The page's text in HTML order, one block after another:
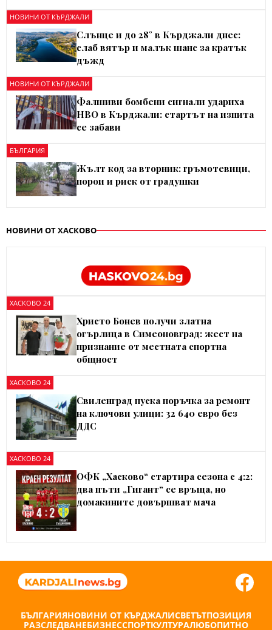
НОВИНИ ОТ КЪРДЖАЛИ
Слънце и до 28° в Кърджали днес:
слаб вятър и малък шанс за кратък
дъжд
НОВИНИ ОТ КЪРДЖАЛИ
Фалшиви бомбени сигнали удариха
НВО в Кърджали: стартът на изпита
се забави
БЪЛГАРИЯ
Жълт код за вторник: гръмотевици,
порои и риск от градушки
НОВИНИ ОТ ХАСКОВО
ХАСКОВО 24
Христо Бонев получи златна
огърлица в Симеоновград: жест на
признание от местната спортна
общност
ХАСКОВО 24
Свиленград пуска поръчка за ремонт
на ключови улици: 32 640 евро без
ДДС
ХАСКОВО 24
ОФК „Хасково“ стартира сезона с 4:2:
два пъти „Гигант“ се връща, но
домакините довършват мача
БЪЛГАРИЯНОВИНИ ОТ КЪРДЖАЛИСВЕТЪТПОЗИЦИЯ
РАЗСЛЕДВАНЕБИЗНЕССПОРТКУЛТУРАЛЮБОПИТНО